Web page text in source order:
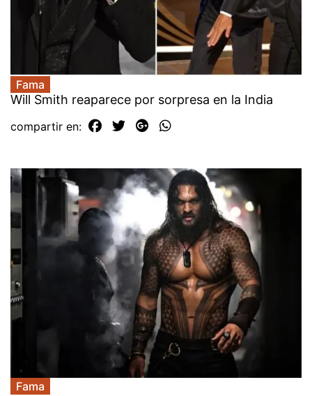
Fama
Will Smith reaparece por sorpresa en la India
compartir en:
Fama